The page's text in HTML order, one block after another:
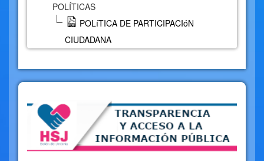
POLÍTICAS
POLíTICA DE PARTICIPACIóN
CIUDADANA